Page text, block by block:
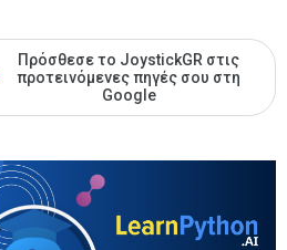
Πρόσθεσε το JoystickGR στις
προτεινόμενες πηγές σου στη
Google